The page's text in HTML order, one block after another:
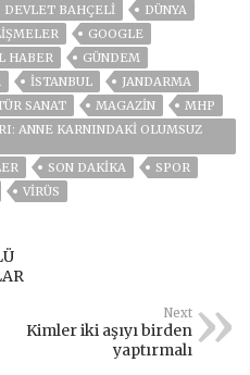
DEVLET BAHÇELİ
DÜNYA
GOOGLE
HABER
GÜNDEM
ISTANBUL
JANDARMA
SANAT MAGAZİN
MHP
ANNE KARNINDAKİ OLUMSUZ
SON DAKIKA
SPOR
VIRÜS
Next
Kimler iki aşıyı birden
yaptırmalı